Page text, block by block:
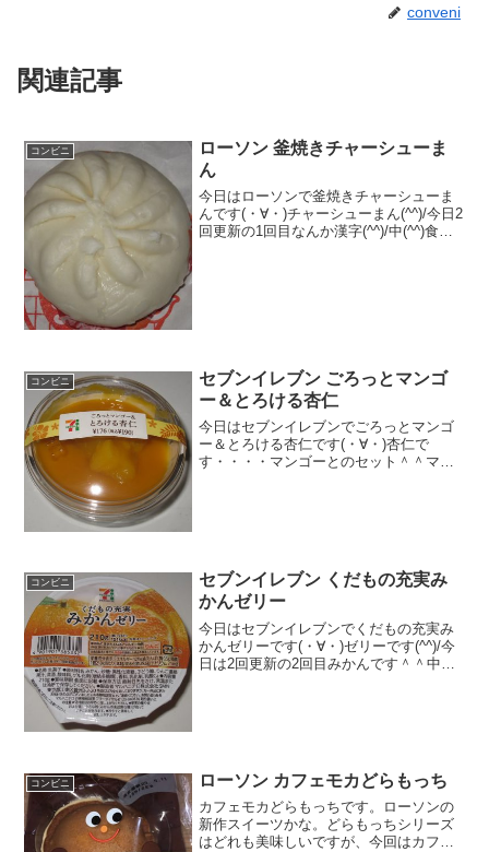
conveni
関連記事
コンビニ
ローソン 釜焼きチャーシューま
ん
今日はローソンで釜焼きチャーシューま
んです(・∀・)チャーシューまん(^^)/今日2
回更新の1回目なんか漢字(^^)/中(^^)食べ
コンビニ
セブンイレブン ごろっとマンゴ
ー＆とろける杏仁
今日はセブンイレブンでごろっとマンゴ
ー＆とろける杏仁です(・∀・)杏仁で
す・・・・マンゴーとのセット＾＾マン
コンビニ
セブンイレブン くだもの充実み
かんゼリー
今日はセブンイレブンでくだもの充実み
かんゼリーです(・∀・)ゼリーです(^^)/今
日は2回更新の2回目みかんです＾＾中か
コンビニ ローソン カフェモカどらもっち
カフェモカどらもっちです。ローソンの
新作スイーツかな。どらもっちシリーズ
はどれも美味しいですが、今回はカフェ